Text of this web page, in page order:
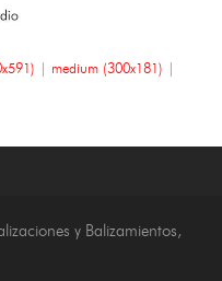
| medium (300x181) |
y Balizamientos,